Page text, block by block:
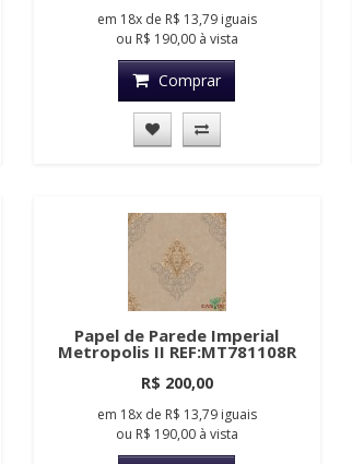
em 18xde R$ 13,79 iguais
ou R$ 190,00à vista
Comprar
Papel de Parede Imperial
Metropolis II REF:MT781108R
R$ 200,00
em 18xde R$ 13,79 iguais
ou R$ 190,00à vista